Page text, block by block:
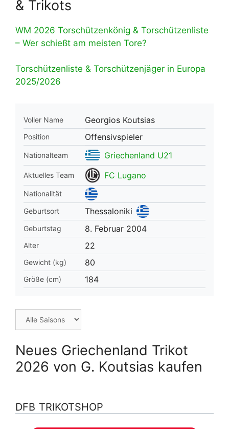
& Trikots
WM 2026 Torschützenkönig & Torschützenliste
– Wer schießt am meisten Tore?
Torschützenliste & Torschützenjäger in Europa
2025/2026
Voller Name Georgios Koutsias
Position Offensivspieler
Nationalteam Griechenland U21
Aktuelles Team FC Lugano
Nationalität
Geburtsort
Thessaloniki
Geburtstag 8. Februar 2004
Alter 22
Gewicht (kg) 80
Größe (cm) 184
Neues Griechenland Trikot
2026 von G. Koutsias kaufen
DFB TRIKOTSHOP